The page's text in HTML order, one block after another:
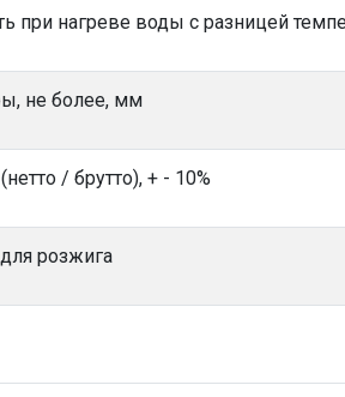
при нагреве воды с разницей
не более, мм
/ брутто), + - 10%
розжига